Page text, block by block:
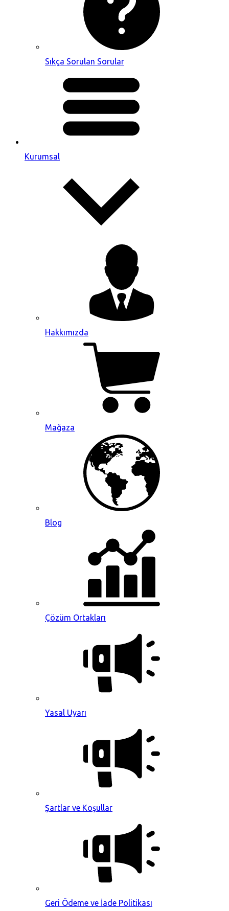
Sıkça Sorulan Sorular
Kurumsal
Hakkımızda
Mağaza
Blog
Çözüm Ortakları
Yasal Uyarı
Şartlar ve Koşullar
Geri Ödeme ve İade Politikası